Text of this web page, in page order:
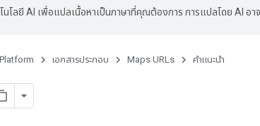
โนโลยี AI เพื่อแปลเนื้อหาเป็นภาษาที่คุณต้องการ การแปลโดย AI อ
เอกสารประกอบ Maps URLs คำแนะนำ